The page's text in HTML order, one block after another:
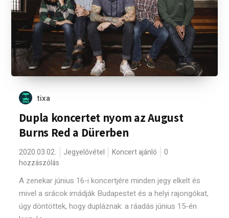
tixa
Dupla koncertet nyom az August
Burns Red a Dürerben
2020.03.02. Jegyelővétel Koncert ajánló
0
hozzászólás
A zenekar június 16-i koncertjére minden jegy elkelt és
mivel a srácok imádják Budapestet és a helyi rajongókat,
úgy döntöttek, hogy dupláznak: a ráadás június 15-én